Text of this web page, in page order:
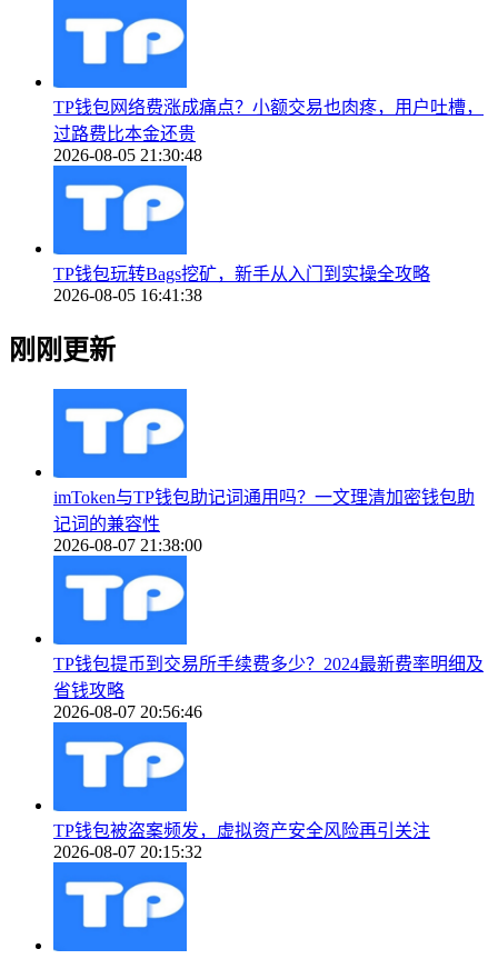
TP钱包网络费涨成痛点？小额交易也肉疼，用户吐槽，
过路费比本金还贵
2026-08-05 21:30:48
TP钱包玩转Bags挖矿，新手从入门到实操全攻略
2026-08-05 16:41:38
刚刚更新
imToken与TP钱包助记词通用吗？一文理清加密钱包助
记词的兼容性
2026-08-07 21:38:00
TP钱包提币到交易所手续费多少？2024最新费率明细及
省钱攻略
2026-08-07 20:56:46
TP钱包被盗案频发，虚拟资产安全风险再引关注
2026-08-07 20:15:32